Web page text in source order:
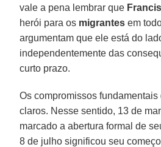
vale a pena lembrar que
herói para os migrantes em
argumentam que ele está do
independentemente das
curto prazo.
Os compromissos fundamentais
claros. Nesse sentido, 13 de
marcado a abertura formal de
8 de julho significou seu começo